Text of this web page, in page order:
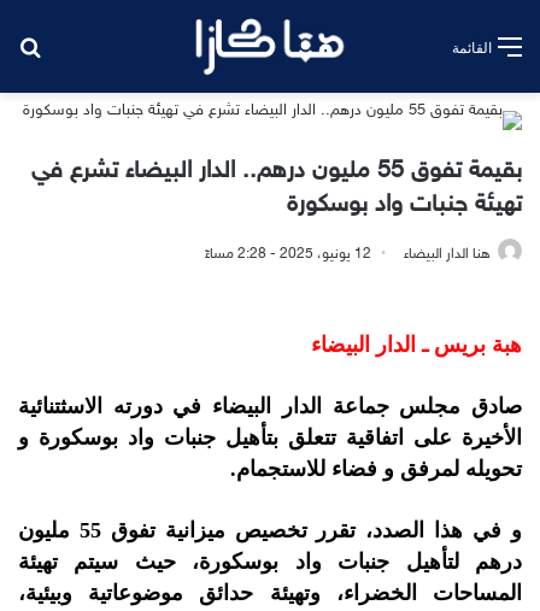
القائمة
بقيمة تفوق 55 مليون درهم.. الدار البيضاء تشرع في
تهيئة جنبات واد بوسكورة
هنا الدار البيضاء 12 يونيو، 2025 - 2:28 مساءً
هبة بريس ـ الدار البيضاء
صادق مجلس جماعة الدار البيضاء في دورته الاسثتنائية
الأخيرة على اتفاقية تتعلق بتأهيل جنبات واد بوسكورة و
تحويله لمرفق و فضاء للاستجمام.
و في هذا الصدد، تقرر تخصيص ميزانية تفوق 55 مليون
درهم لتأهيل جنبات واد بوسكورة، حيث سيتم تهيئة
المساحات الخضراء، وتهيئة حدائق موضوعاتية وبيئية،